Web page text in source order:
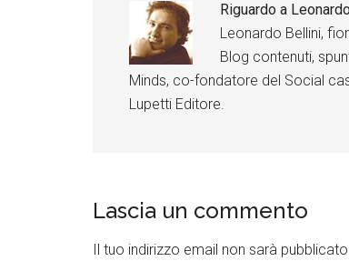
F
a
c
e
b
o
k
Riguardo a
Leonardo Bellini,
Blog contenuti,
Minds, co-fondatore del Social
Lupetti Editore.
Lascia un commento
Il tuo indirizzo email non sarà